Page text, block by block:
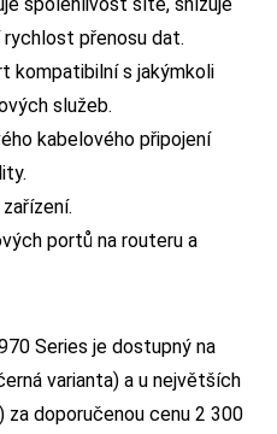
přenosu dat.
kompatibilní s jakýmkoli
služeb.
kabelového připojení
portů na routeru a
Series je dostupný na
varianta) a u největších
za doporučenou cenu 2 300